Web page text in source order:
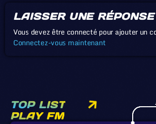
LAISSER UNE RÉPONSE
Vous devez être connecté pour ajouter un
Connectez-vous maintenant
TOP LIST
PLAY FM